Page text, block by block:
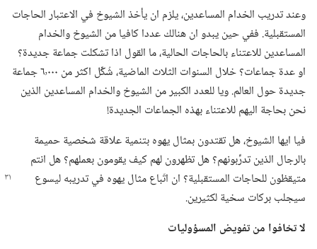
وعند تدريب الخدام المساعدين،‏ يلزم ان يأخذ الشيوخ في الاعتبار الحاجات
المستقبلية.‏ ففي حين يبدو ان هنالك عددا كافيا من الشيوخ والخدام
المساعدين للاعتناء بالحاجات الحالية،‏ ما القول اذا تشكلت جماعة جديدة؟‏
او عدة جماعات؟‏ خلال السنوات الثلاث الماضية،‏ شُكِّل اكثر من ٦٬٠٠٠ جماعة
جديدة حول العالم.‏ ويا للعدد الكبير من الشيوخ والخدام المساعدين الذين
نحن بحاجة اليهم للاعتناء بهذه الجماعات الجديدة!‏
فيا ايها الشيوخ،‏ هل تقتدون بمثال يهوه بتنمية علاقة شخصية حميمة
بالرجال الذين تدرِّبونهم؟‏ هل تظهرون لهم كيف يقومون بعملهم؟‏ هل انتم
متيقظونللحاجات المستقبلية؟‏ ان اتّباع مثال يهوه في تدريبه ليسوع
سيجلب بركات سخية لكثيرين.‏
لا تخافوا من تفويض المسؤوليات